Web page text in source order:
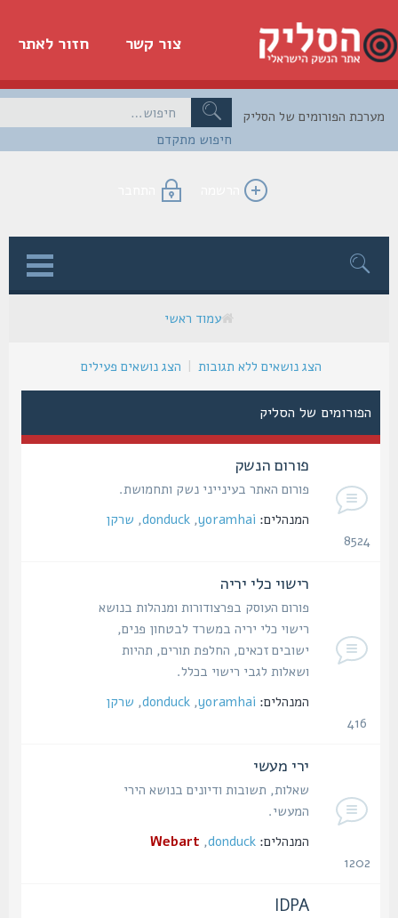
חזור לאתר צור קשר
חיפוש מתקדם
הפורומים של הסליק
הרשמה התחבר
עמוד ראשי
הצג נושאים ללא תגובות | הצג נושאים פעילים
הפורומים של הסליק
פורום הנשק
פורום האתר בעינייני נשק ותחמושת.
המנהלים: yoramhai
,
donduck
,שרקן
8524
רישוי כלי יריה
פורום העוסק בפרצודורות ומנהלות בנושא
רישוי כלי יריה במשרד לבטחון פנים,
ישובים זכאים, החלפת תורים, תהיות
ושאלות לגבי רישוי בכלל.
המנהלים: yoramhai
,
donduck
,שרקן
ירי מעשי
שאלות, תשובות ודיונים בנושא הירי
המעשי.
המנהלים: donduck
,
Webart
IDPA